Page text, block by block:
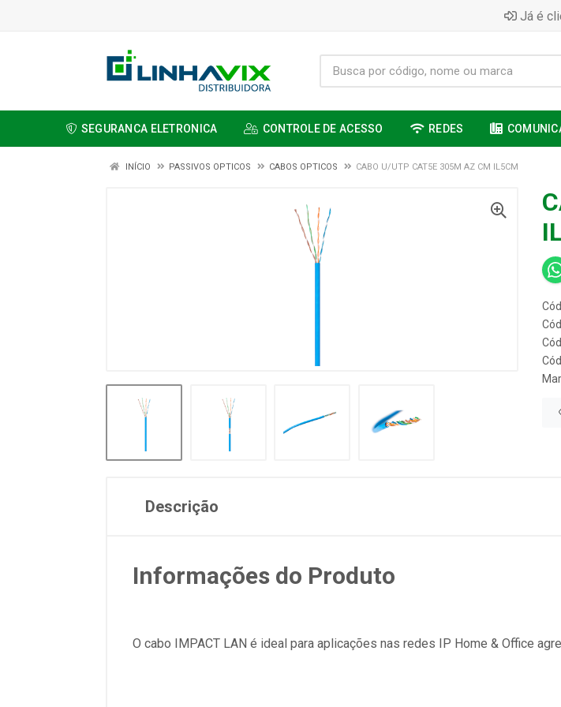
Já é
SEGURANCA ELETRONICA CONTROLE DE ACESSO REDES
INÍCIO PASSIVOS OPTICOS CABOS OPTICOS CABO U/UTP CAT5E 305M AZ CM IL5CM
Descrição
Informações do Produto
O cabo IMPACT LAN é ideal para aplicações nas redes IP Home & Office